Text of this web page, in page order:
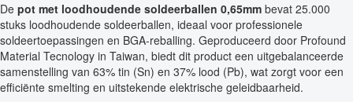
De pot met loodhoudende soldeerballen 0,65mm bevat 25.000
stuks loodhoudende soldeerballen, ideaal voor professionele
soldeertoepassingen en BGA-reballing. Geproduceerd door Profound
Material Tecnology in Taiwan, biedt dit product een uitgebalanceerde
samenstelling van 63% tin (Sn) en 37% lood (Pb), wat zorgt voor een
efficiënte smelting en uitstekende elektrische geleidbaarheid.